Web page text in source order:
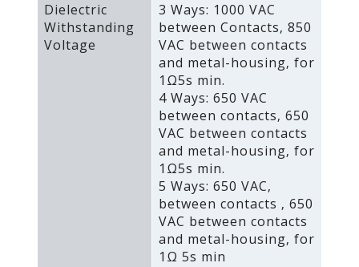
Dielectric
Withstanding
Voltage
3 Ways: 1000 VAC
between Contacts‚ 850
VAC between contacts
and metal-housing‚ for
1Ω5s min.
4 Ways: 650 VAC
between contacts‚ 650
VAC between contacts
and metal-housing‚ for
1Ω5s min.
5 Ways: 650 VAC‚
between contacts ‚ 650
VAC between contacts
and metal-housing‚ for
1Ω 5s min